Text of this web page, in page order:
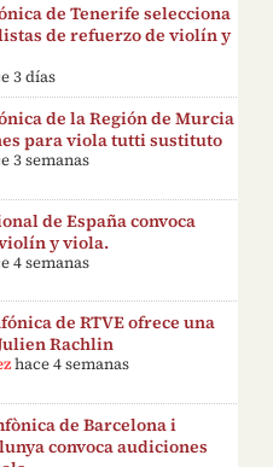
de Tenerife selecciona
de refuerzo de violín y
3 días
de la Región de Murcia
para viola tutti sustituto
3 semanas
de España convoca
y viola.
4 semanas
de RTVE ofrece una
Rachlin
hace 4 semanas
de Barcelona i
convoca audiciones